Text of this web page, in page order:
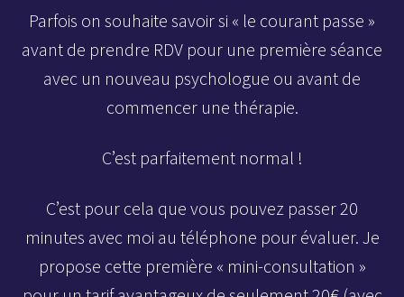
Parfois on souhaite savoir si « le courant passe »
avant de prendre RDV pour une première séance
avec un nouveau psychologue ou avant de
commencer une thérapie.
C’est parfaitement normal !
C’est pour cela que vous pouvez passer 20
minutes avec moi au téléphone pour évaluer. Je
propose cette première « mini-consultation »